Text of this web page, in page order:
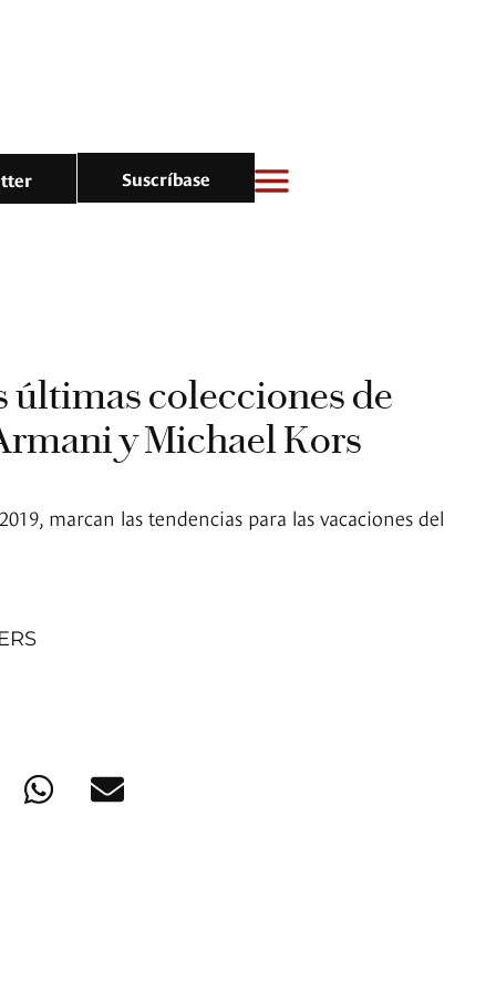
Suscríbase
últimas colecciones de
y Michael Kors
marcan las tendencias para las vacaciones del